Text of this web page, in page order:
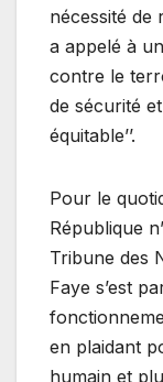
nécessité de
a appelé à
contre le
de sécurité
équitable’’.
Pour le
République
Tribune des
Faye s’est
en plaidant
humain et